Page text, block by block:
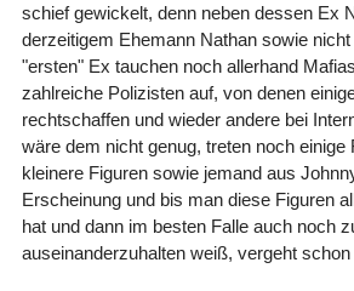
schief gewickelt, denn neben dessen Ex
derzeitigem Ehemann Nathan sowie
"ersten" Ex tauchen noch allerhand
zahlreiche Polizisten auf, von denen
rechtschaffen und wieder andere bei
wäre dem nicht genug, treten noch einige
kleinere Figuren sowie jemand aus
Erscheinung und bis man diese Figuren
hat und dann im besten Falle auch noch
auseinanderzuhalten weiß, vergeht schon